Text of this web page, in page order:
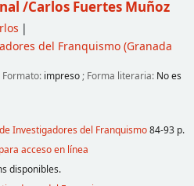
/Carlos Fuertes Muñoz
del Franquismo(Granada
Formato: impreso ; Forma literaria: No es
Investigadores del Franquismo84-93 p.
acceso en línea
disponibles.